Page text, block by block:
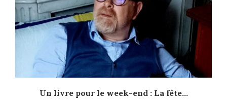
Un livre pour le week-end : La fête...